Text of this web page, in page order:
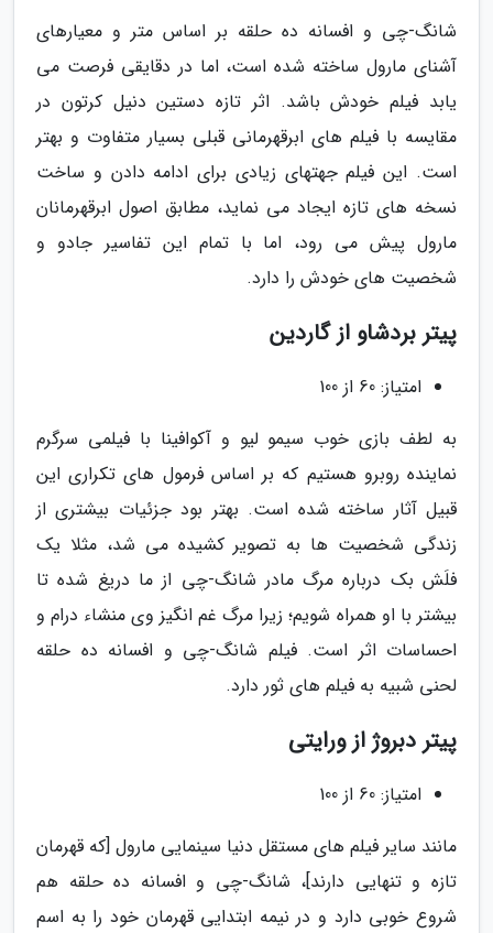
شانگ-چی و افسانه ده حلقه بر اساس متر و معیارهای
آشنای مارول ساخته شده است، اما در دقایقی فرصت می
یابد فیلم خودش باشد. اثر تازه دستین دنیل کرتون در
مقایسه با فیلم های ابرقهرمانی قبلی بسیار متفاوت و بهتر
است. این فیلم جهتهای زیادی برای ادامه دادن و ساخت
نسخه های تازه ایجاد می نماید، مطابق اصول ابرقهرمانان
مارول پیش می رود، اما با تمام این تفاسیر جادو و
شخصیت های خودش را دارد.
پیتر بردشاو از گاردین
امتیاز: 60 از 100
به لطف بازی خوب سیمو لیو و آکوافینا با فیلمی سرگرم
نماینده روبرو هستیم که بر اساس فرمول های تکراری این
قبیل آثار ساخته شده است. بهتر بود جزئیات بیشتری از
زندگی شخصیت ها به تصویر کشیده می شد، مثلا یک
فلَش بک درباره مرگ مادر شانگ-چی از ما دریغ شده تا
بیشتر با او همراه شویم؛ زیرا مرگ غم انگیز وی منشاء درام و
احساسات اثر است. فیلم شانگ-چی و افسانه ده حلقه
لحنی شبیه به فیلم های ثور دارد.
پیتر دبروژ از ورایتی
امتیاز: 60 از 100
مانند سایر فیلم های مستقل دنیا سینمایی مارول [که قهرمان
تازه و تنهایی دارند]، شانگ-چی و افسانه ده حلقه هم
شروع خوبی دارد و در نیمه ابتدایی قهرمان خود را به اسم